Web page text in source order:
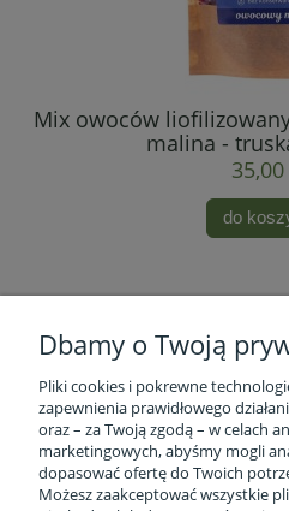
Mix owoców
malina -
35,00
do
Informacje
Dbamy o Twoją
Pliki cookies i pokrewne
zapewnienia prawidłowego
oraz – za Twoją zgodą – w celach
marketingowych, abyśmy mogli
dopasować ofertę do Twoich
Możesz zaakceptować wszystkie